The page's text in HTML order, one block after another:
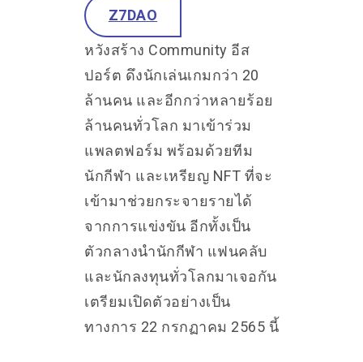
Z7DAO
หวังสร้าง Community อีส
ปอร์ต ดึงนักเล่นเกมกว่า 20
ล้านคน และอีกกว่าหลายร้อย
ล้านคนทั่วโลก มาเข้าร่วม
แพลตฟอร์ม พร้อมด้วยทีม
นักกีฬา และเหรียญ NFT ที่จะ
เข้ามาช่วยกระจายรายได้
จากการแข่งขัน อีกทั้งเป็น
ตัวกลางนำนักกีฬา แฟนคลับ
และนักลงทุนทั่วโลกมาเจอกัน
เตรียมเปิดตัวอย่างเป็น
ทางการ 22 กรกฏาคม 2565 นี้